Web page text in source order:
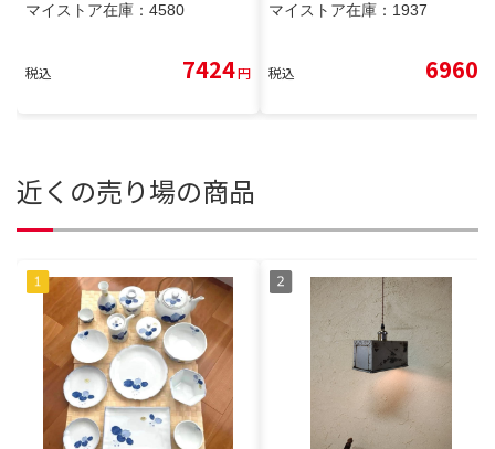
マイストア在庫： 4580
税込 7424円
マイストア在庫： 1937
税込 6960
近くの売り場の商品